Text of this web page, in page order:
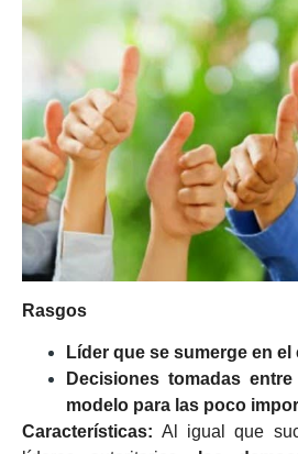
Rasgos
Líder que se sumerge en el
Decisiones tomadas
modelo para las poco
Características:Al igual que